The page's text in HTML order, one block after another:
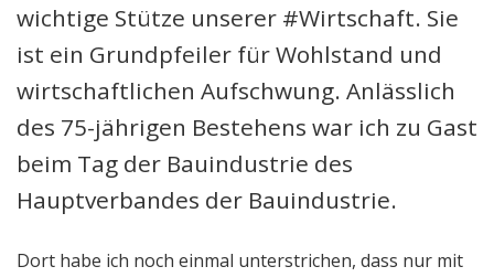
wichtige Stütze unserer #Wirtschaft. Sie
ist ein Grundpfeiler für Wohlstand und
wirtschaftlichen Aufschwung. Anlässlich
des 75-jährigen Bestehens war ich zu Gast
beim Tag der Bauindustrie des
Hauptverbandes der Bauindustrie.
Dort habe ich noch einmal unterstrichen, dass nur mit